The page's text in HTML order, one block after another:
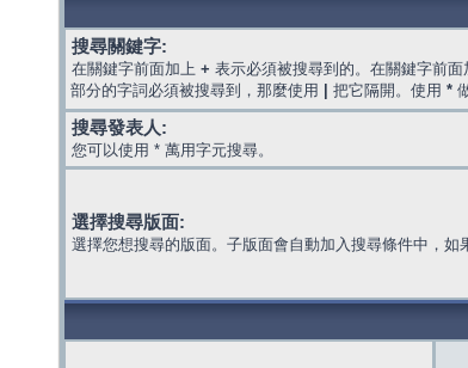
搜尋關鍵字:
在關鍵字前面加上 + 表示必須被搜尋到的。在關鍵字前面
部分的字詞必須被搜尋到，那麼使用
把它隔開。使用 *
搜尋發表人:
您可以使用 * 萬用字元搜尋。
選擇搜尋版面:
選擇您想搜尋的版面。子版面會自動加入搜尋條件中，如